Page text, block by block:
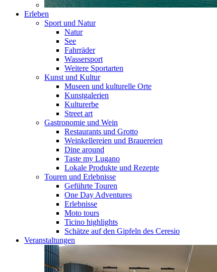
Erleben
Sport und Natur
Natur
See
Fahrräder
Wassersport
Weitere Sportarten
Kunst und Kultur
Museen und kulturelle Orte
Kunstgalerien
Kulturerbe
Street art
Gastronomie und Wein
Restaurants und Grotto
Weinkellereien und Brauereien
Dine around
Taste my Lugano
Lokale Produkte und Rezepte
Touren und Erlebnisse
Geführte Touren
One Day Adventures
Erlebnisse
Moto tours
Ticino highlights
Schätze auf den Gipfeln des Ceresio
Veranstaltungen